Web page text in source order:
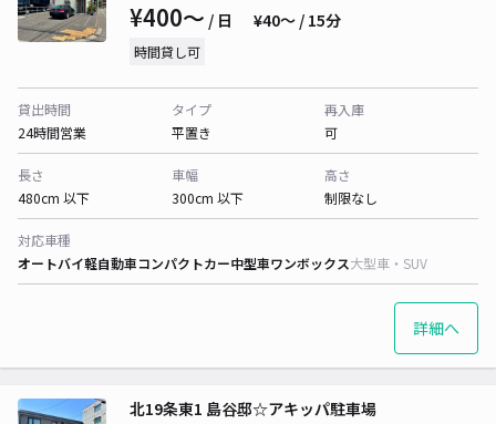
¥400〜 / 日 ¥40〜 / 15分
時間貸し可
貸出時間
24時間営業
タイプ
平置き
再入庫
可
長さ
480cm 以下
車幅
300cm 以下
高さ
制限なし
対応車種
オートバイ軽自動車コンパクトカー中型車ワンボックス大型車・SUV
詳細へ
北19条東1 島谷邸☆アキッパ駐車場